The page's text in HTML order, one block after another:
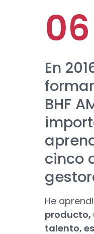
En
BHF
cinco
He
producto,
talento,